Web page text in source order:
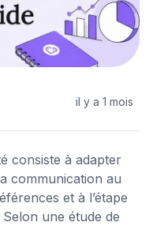
il y a 1 mois
consiste à adapter
communication au
et à l’étape
une étude de